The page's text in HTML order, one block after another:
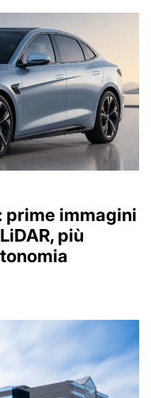
prime immagini
più